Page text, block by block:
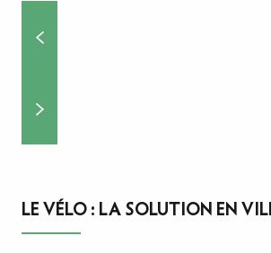
LE VÉLO : LA SOLUTION EN